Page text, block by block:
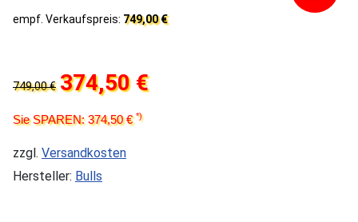
empf. Verkaufspreis: 749,00 €
749,00 € 374,50 €
Sie SPAREN: 374,50 €*)
zzgl. Versandkosten
Hersteller: Bulls